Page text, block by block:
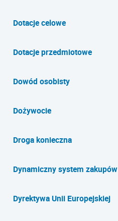
Dotacje celowe
Dotacje przedmiotowe
Dowód osobisty
Dożywocie
Droga konieczna
Dynamiczny system zakupów
Dyrektywa Unii Europejskiej